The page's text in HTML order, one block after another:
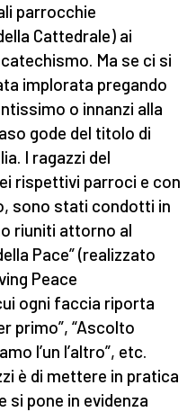
parrocchie
Cattedrale) ai
Ma se ci si
implorata pregando
o innanzi alla
gode del titolo di
I ragazzi del
rispettivi parroci e con
sono stati condotti in
riuniti attorno al
Pace” (realizzato
Peace
ogni faccia riporta
primo”, “Ascolto
l’un l’altro”, etc.
è di mettere in pratica
si pone in evidenza